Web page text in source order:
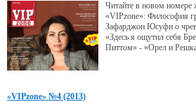
Читайте в новом номере
«VIPzone»: Философия
Зафарджон Юсуфи о
«Здесь я ощутил себя
Питтом» - «Орел и
«VIPzone» №4 (2013)